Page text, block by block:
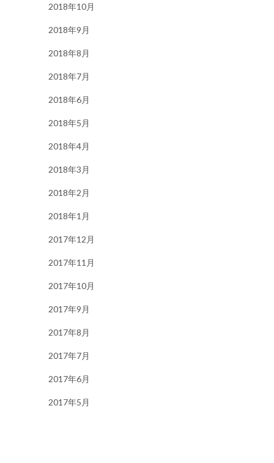
2018年10月
2018年9月
2018年8月
2018年7月
2018年6月
2018年5月
2018年4月
2018年3月
2018年2月
2018年1月
2017年12月
2017年11月
2017年10月
2017年9月
2017年8月
2017年7月
2017年6月
2017年5月